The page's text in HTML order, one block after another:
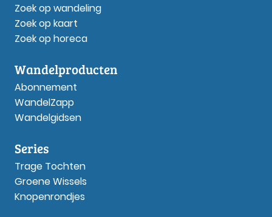
Zoek op wandeling
Zoek op kaart
Zoek op horeca
Wandelproducten
Abonnement
WandelZapp
Wandelgidsen
Series
Trage Tochten
Groene Wissels
Knopenrondjes